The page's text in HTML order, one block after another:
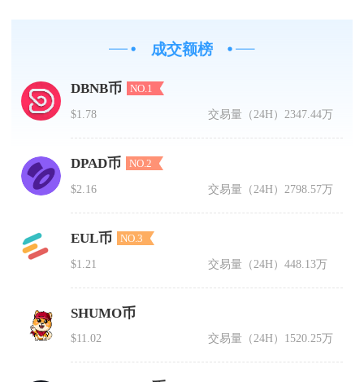
成交额榜
DBNB币 NO.1
$1.78 交易量（24H） 2347.44万
DPAD币 NO.2
$2.16 交易量（24H） 2798.57万
EUL币 NO.3
$1.21 交易量（24H）448.13万
SHUMO币
$11.02 交易量（24H） 1520.25万